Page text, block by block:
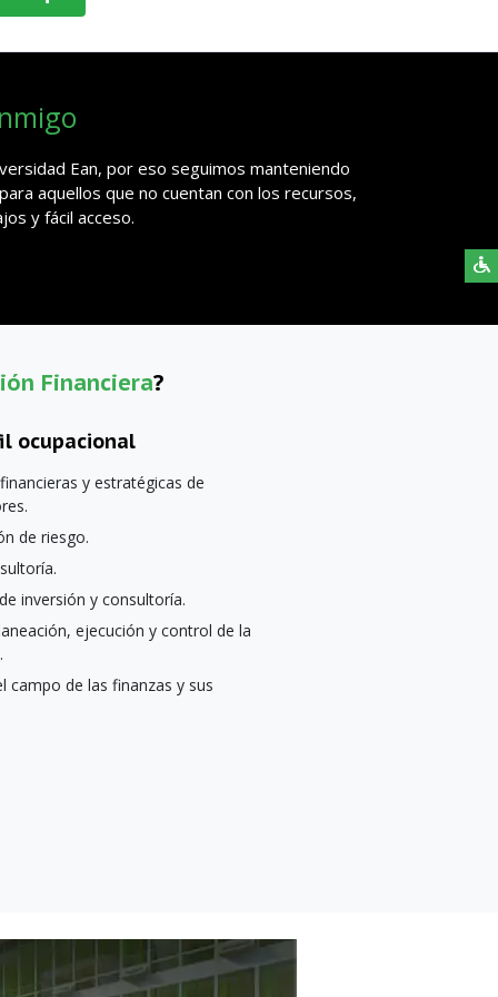
Ean, por eso seguimos manteniendo
aquellos que no cuentan con los recursos,
y fácil acceso.
Financiera?
ocupacional
y estratégicas de
de riesgo.
inversión y consultoría.
ejecución y control de la
campo de las finanzas y sus